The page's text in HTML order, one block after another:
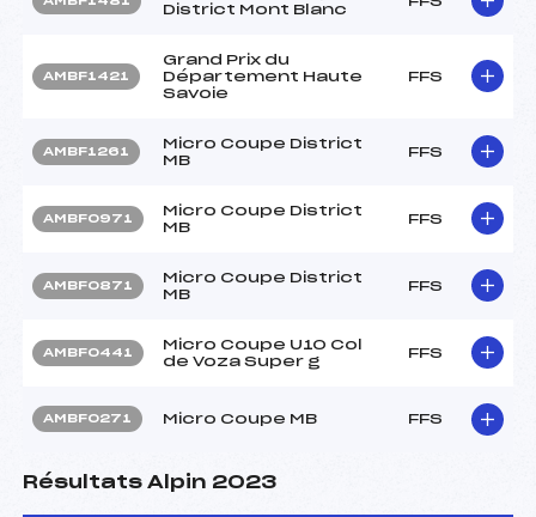
District Mont Blanc
AMBF1421
Grand Prix du
Département Haute
Savoie
FFS
AMBF1261
Micro Coupe District
MB
FFS
AMBF0971
Micro Coupe District
MB
FFS
AMBF0871
Micro Coupe District
MB
FFS
AMBF0441
Micro Coupe U10 Col
de Voza Super g
FFS
AMBF0271 Micro Coupe MB FFS
Résultats Alpin 2023